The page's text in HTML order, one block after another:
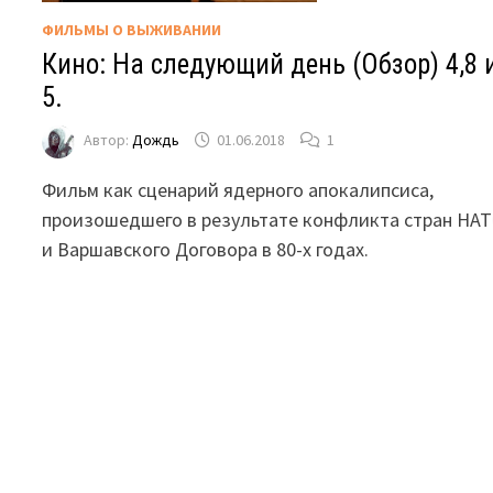
ФИЛЬМЫ О ВЫЖИВАНИИ
Кино: На следующий день (Обзор) 4,8
5.
Автор:Дождь 01.06.2018 1
Фильм как сценарий ядерного апокалипсиса,
произошедшего в результате конфликта стран
и Варшавского Договора в 80-х годах.